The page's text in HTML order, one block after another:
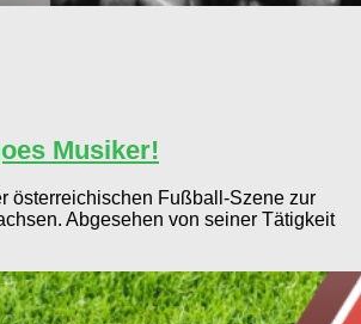
Musiker!
österreichischen Fußball-Szene zur
Abgesehen von seiner Tätigkeit